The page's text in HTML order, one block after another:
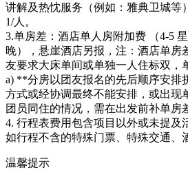
讲解及热忱服务（例如：雅典卫城等
1/人。
3.单房差：酒店单人房附加费 （4-5
晚），悬崖酒店另报，注：酒店单房
友要求大床单间或单独一人住标双，
a) **分房以团友报名的先后顺序安排
方式或经协调最终不能安排，或出现
团员同住的情况，需在出发前补单房
4. 行程表费用包含项目以外或未提及
如行程不含的特殊门票、特殊交通、
温馨提示